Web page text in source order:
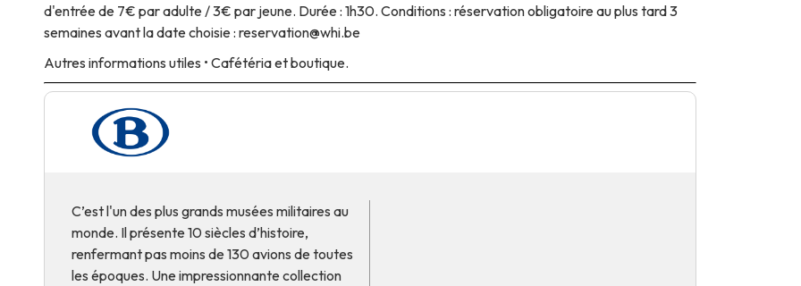
d'entrée de 7€ par adulte / 3€ par jeune. Durée : 1h30. Conditions : réservation obligatoire au plus tard 3
semaines avant la date choisie : reservation@whi.be
Autres informations utiles • Cafétéria et boutique.
C’est l'un des plus grands musées militaires au
monde. Il présente 10 siècles d’histoire,
renfermant pas moins de 130 avions de toutes
les époques. Une impressionnante collection